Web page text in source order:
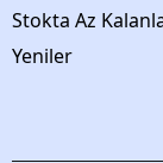
Stokta Az
Yeniler